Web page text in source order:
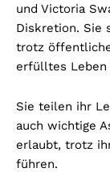
und Victoria
Diskretion. Sie
trotz
erfülltes Leben
Sie teilen ihr
auch wichtige
erlaubt, trotz
führen.